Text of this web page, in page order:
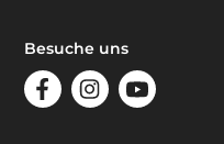
Besuche uns